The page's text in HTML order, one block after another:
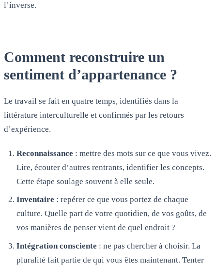
l’inverse.
Comment reconstruire un
sentiment d’appartenance ?
Le travail se fait en quatre temps, identifiés dans la
littérature interculturelle et confirmés par les retours
d’expérience.
Reconnaissance : mettre des mots sur ce que vous vivez.
Lire, écouter d’autres rentrants, identifier les concepts.
Cette étape soulage souvent à elle seule.
Inventaire : repérer ce que vous portez de chaque
culture. Quelle part de votre quotidien, de vos goûts, de
vos manières de penser vient de quel endroit ?
Intégration consciente : ne pas chercher à choisir. La
pluralité fait partie de qui vous êtes maintenant. Tenter